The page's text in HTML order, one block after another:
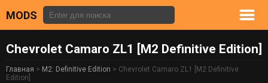
MODS
Chevrolet Camaro ZL1 [M2 Definitive Edition]
Главная > M2: Definitive Edition > Chevrolet Camaro ZL1 [M2 Definitive
Edition]